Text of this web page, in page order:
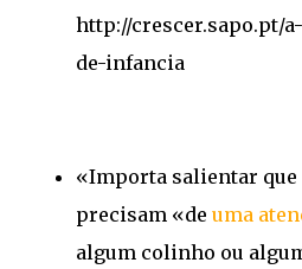
http://crescer.sapo.pt/
de-infancia
«Importa salientar
precisam «de uma
algum colinho ou